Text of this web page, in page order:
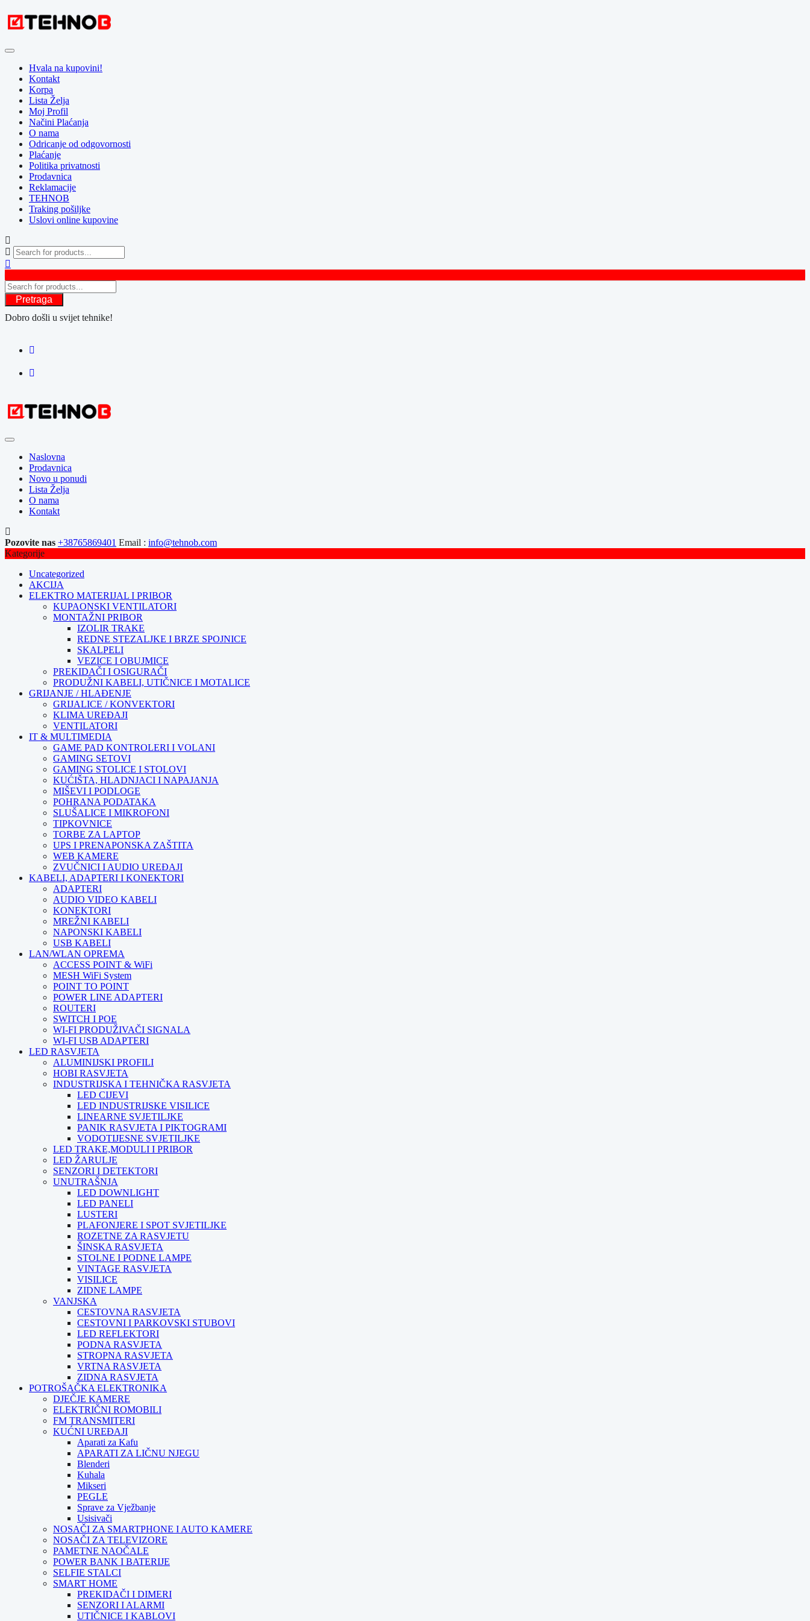
to
content
Hvala na kupovini!
Kontakt
Korpa
Lista Želja
Moj Profil
Načini Plaćanja
O nama
Odricanje od odgovornosti
Plaćanje
Politika privatnosti
Prodavnica
Reklamacije
TEHNOB
Traking pošiljke
Uslovi online kupovine
Pretraga
Dobro došli u svijet tehnike!
Naslovna
Prodavnica
Novo u ponudi
Lista Želja
O nama
Kontakt
Pozovite nas +38765869401 Email : info@tehnob.com
Kategorije
Uncategorized
AKCIJA
ELEKTRO MATERIJAL I PRIBOR
KUPAONSKI VENTILATORI
MONTAŽNI PRIBOR
IZOLIR TRAKE
REDNE STEZALJKE I BRZE SPOJNICE
SKALPELI
VEZICE I OBUJMICE
PREKIDAČI I OSIGURAČI
PRODUŽNI KABELI, UTIČNICE I MOTALICE
GRIJANJE / HLAĐENJE
GRIJALICE / KONVEKTORI
KLIMA UREĐAJI
VENTILATORI
IT & MULTIMEDIA
GAME PAD KONTROLERI I VOLANI
GAMING SETOVI
GAMING STOLICE I STOLOVI
KUĆIŠTA, HLADNJACI I NAPAJANJA
MIŠEVI I PODLOGE
POHRANA PODATAKA
SLUŠALICE I MIKROFONI
TIPKOVNICE
TORBE ZA LAPTOP
UPS I PRENAPONSKA ZAŠTITA
WEB KAMERE
ZVUČNICI I AUDIO UREĐAJI
KABELI, ADAPTERI I KONEKTORI
ADAPTERI
AUDIO VIDEO KABELI
KONEKTORI
MREŽNI KABELI
NAPONSKI KABELI
USB KABELI
LAN/WLAN OPREMA
ACCESS POINT & WiFi
MESH WiFi System
POINT TO POINT
POWER LINE ADAPTERI
ROUTERI
SWITCH I POE
WI-FI PRODUŽIVAČI SIGNALA
WI-FI USB ADAPTERI
LED RASVJETA
ALUMINIJSKI PROFILI
HOBI RASVJETA
INDUSTRIJSKA I TEHNIČKA RASVJETA
LED CIJEVI
LED INDUSTRIJSKE VISILICE
LINEARNE SVJETILJKE
PANIK RASVJETA I PIKTOGRAMI
VODOTIJESNE SVJETILJKE
LED TRAKE,MODULI I PRIBOR
LED ŽARULJE
SENZORI I DETEKTORI
UNUTRAŠNJA
LED DOWNLIGHT
LED PANELI
LUSTERI
PLAFONJERE I SPOT SVJETILJKE
ROZETNE ZA RASVJETU
ŠINSKA RASVJETA
STOLNE I PODNE LAMPE
VINTAGE RASVJETA
VISILICE
ZIDNE LAMPE
VANJSKA
CESTOVNA RASVJETA
CESTOVNI I PARKOVSKI STUBOVI
LED REFLEKTORI
PODNA RASVJETA
STROPNA RASVJETA
VRTNA RASVJETA
ZIDNA RASVJETA
POTROŠAČKA ELEKTRONIKA
DJEČJE KAMERE
ELEKTRIČNI ROMOBILI
FM TRANSMITERI
KUĆNI UREĐAJI
Aparati za Kafu
APARATI ZA LIČNU NJEGU
Blenderi
Kuhala
Mikseri
PEGLE
Sprave za Vježbanje
Usisivači
NOSAČI ZA SMARTPHONE I AUTO KAMERE
NOSAČI ZA TELEVIZORE
PAMETNE NAOČALE
POWER BANK I BATERIJE
SELFIE STALCI
SMART HOME
PREKIDAČI I DIMERI
SENZORI I ALARMI
UTIČNICE I KABLOVI